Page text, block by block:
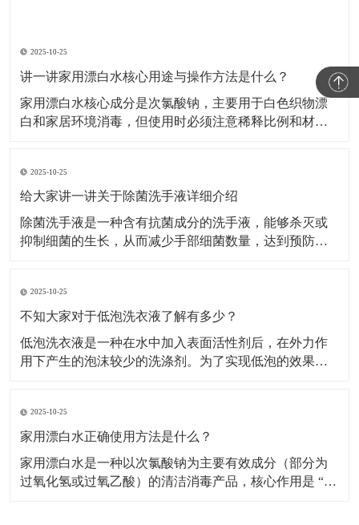
2025-10-25
讲一讲家用漂白水核心用途与操作方法是什么？
家用漂白水核心成分是次氯酸钠，主要用于白色织物漂
白和家居环境消毒，但使用时必须注意稀释比例和材质
家用漂白水的应用需严格区分场景，不同用途的稀释比
例和操作步骤差异较大。白色衣物漂白适用范围：仅用
于白色棉、
2025-10-25
给大家讲一讲关于除菌洗手液详细介绍
除菌洗手液是一种含有抗菌成分的洗手液，能够杀灭或
抑制细菌的生长，从而减少手部细菌数量，达到预防疾
润皮肤，同时将油脂污垢乳化，使其从皮肤上脱落下
来，被水冲走。增稠剂：常用的有无机盐等，能使洗手
液保持合适的
2025-10-25
不知大家对于低泡洗衣液了解有多少？
低泡洗衣液是一种在水中加入表面活性剂后，在外力作
用下产生的泡沫较少的洗涤剂。​为了实现低泡的效果，
主要组成成分，这些成分在保证去污力的同时，能有效
控制泡沫的产生。特点低泡易漂洗：低泡洗衣液
2025-10-25
家用漂白水正确使用方法是什么？
家用漂白水是一种以次氯酸钠为主要有效成分（部分为
过氧化氢或过氧乙酸）的清洁消毒产品，核心作用是 “去